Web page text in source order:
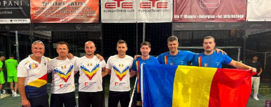
Castile de tip open face sunt ideale cand faci sparring
light pentru ca ele nu vor reduce campul de vizibilitate
si iti ofera un grad de protectie mediu. Ele sunt ideale
pentru box pentru ca nu vei incasa lovituri de pumn sau
picior. Poti sa ajustezi modul in care acest model de
casca vine pe cap prin mai multe puncte de inchidere.